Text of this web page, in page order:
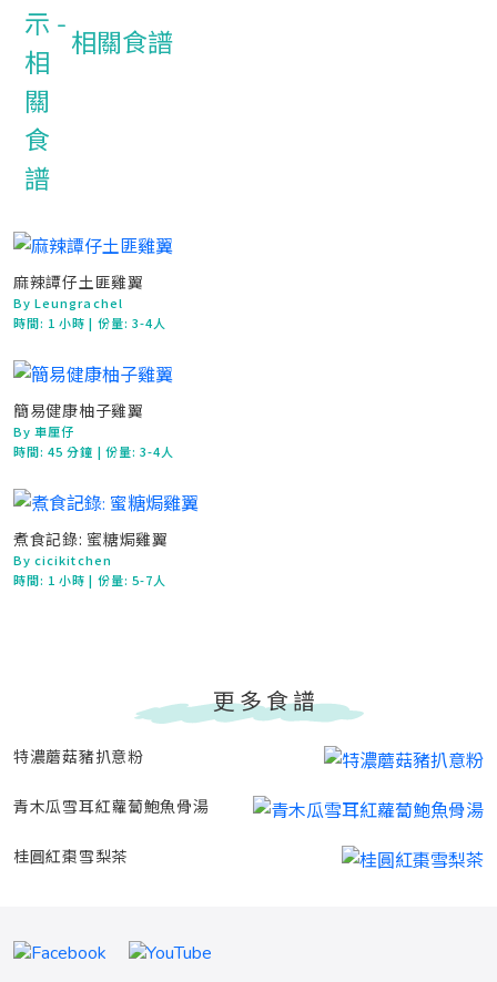
相關食譜
麻辣譚仔土匪雞翼
By Leungrachel
時間: 1 小時| 份量: 3-4人
簡易健康柚子雞翼
By 車厘仔
時間:45 分鐘 | 份量: 3-4人
煮食記錄: 蜜糖焗雞翼
By cicikitchen
時間: 1 小時| 份量: 5-7人
更多食譜
特濃蘑菇豬扒意粉
青木瓜雪耳紅蘿蔔鮑魚骨湯
桂圓紅棗雪梨茶